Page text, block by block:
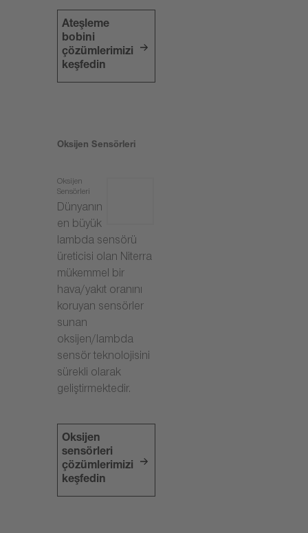
Ateşleme
bobini
çözümlerimizi
keşfedin
Oksijen Sensörleri
Oksijen
Sensörleri
Dünyanın
en büyük
lambda sensörü
üreticisi olan Niterra
mükemmel bir
hava/yakıt oranını
koruyan sensörler
sunan
oksijen/lambda
sensör teknolojisini
sürekli olarak
geliştirmektedir.
Oksijen
sensörleri
çözümlerimizi
keşfedin